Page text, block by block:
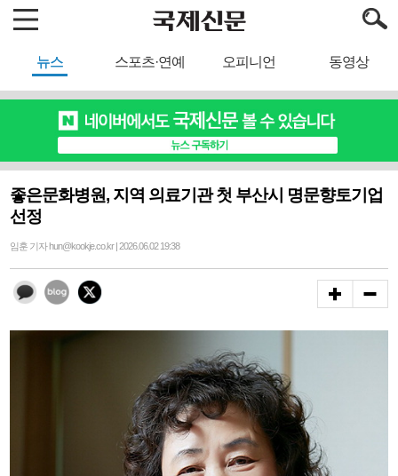
뉴스 스포츠·연예 오피니언 동영상
좋은문화병원, 지역 의료기관 첫 부산시 명문향토기업
선정
임훈 기자 hun@kookje.co.kr | 2026.06.02 19:38